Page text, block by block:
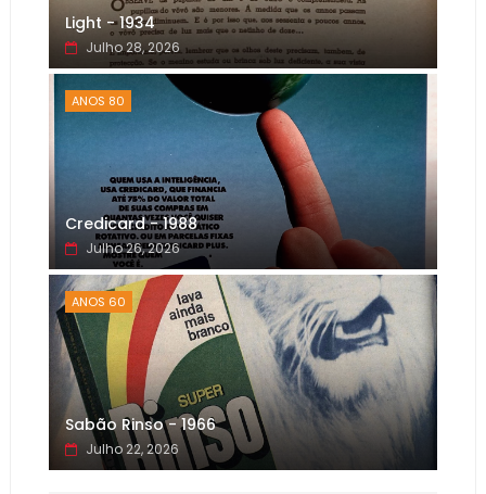
Light - 1934
Julho 28, 2026
ANOS 80
Credicard - 1988
Julho 26, 2026
ANOS 60
Sabão Rinso - 1966
Julho 22, 2026